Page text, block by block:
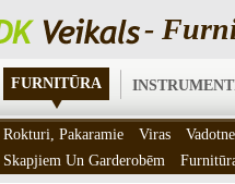
-
FURNITŪRA
Rokturi, Pakaramie Viras
Skapjiem Un Garderobēm